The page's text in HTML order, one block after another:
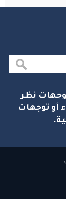
نظر
أو توجهات